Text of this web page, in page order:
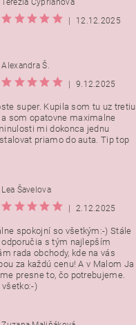
Terezia Cyprianová
12.12.2025
Alexandra Š.
9.12.2025
super. Kupila som tu uz tretiu
som opatovne maximalne
mi dokonca jednu
priamo do auta. Tip top
Lea Šavelova
2.12.2025
spokojní so všetkým:-) Stále
odporučia s tým najlepším
rada obchody, kde na vás
za každú cenu! A v Malom Ja
presne to, čo potrebujeme.
všetko:-)